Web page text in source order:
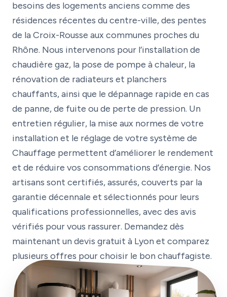
besoins des logements anciens comme des
résidences récentes du centre-ville, des pentes
de la Croix-Rousse aux communes proches du
Rhône. Nous intervenons pour l’installation de
chaudière gaz, la pose de pompe à chaleur, la
rénovation de radiateurs et planchers
chauffants, ainsi que le dépannage rapide en cas
de panne, de fuite ou de perte de pression. Un
entretien régulier, la mise aux normes de votre
installation et le réglage de votre système de
Chauffage permettent d’améliorer le rendement
et de réduire vos consommations d’énergie. Nos
artisans sont certifiés, assurés, couverts par la
garantie décennale et sélectionnés pour leurs
qualifications professionnelles, avec des avis
vérifiés pour vous rassurer. Demandez dès
maintenant un devis gratuit à Lyon et comparez
plusieurs offres pour choisir le bon chauffagiste.